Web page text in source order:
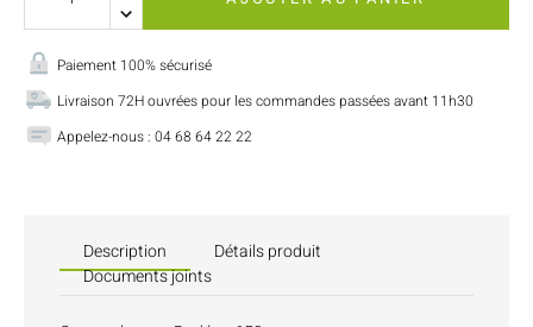
Paiement 100% sécurisé
Livraison 72H ouvrées pour les commandes passées avant 11h30
Appelez-nous : 04 68 64 22 22
Description
Détails produit
Documents joints